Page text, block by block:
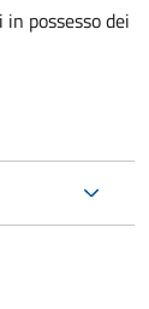
possesso dei